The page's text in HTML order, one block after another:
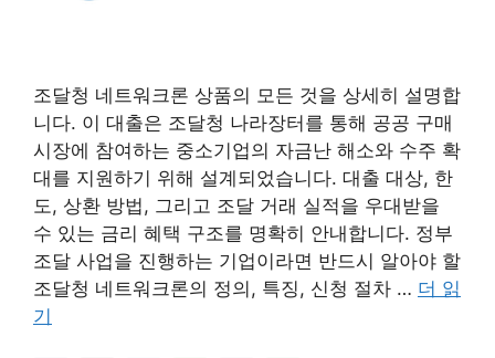
조달청 네트워크론 상품의 모든 것을 상세히 설명합
니다. 이 대출은 조달청 나라장터를 통해 공공 구매
시장에 참여하는 중소기업의 자금난 해소와 수주 확
대를 지원하기 위해 설계되었습니다. 대출 대상, 한
도, 상환 방법, 그리고 조달 거래 실적을 우대받을
수 있는 금리 혜택 구조를 명확히 안내합니다. 정부
조달 사업을 진행하는 기업이라면 반드시 알아야 할
조달청 네트워크론의 정의, 특징, 신청 절차 … 더 읽
기